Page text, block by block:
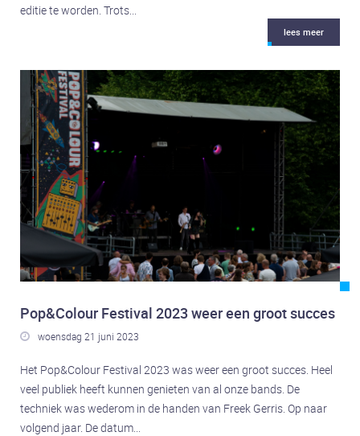
editie te worden. Trots...
lees meer
Pop&Colour Festival 2023 weer een groot succes
 woensdag 21 juni 2023
Het Pop&Colour Festival 2023 was weer een groot succes. Heel
veel publiek heeft kunnen genieten van al onze bands. De
techniek was wederom in de handen van Freek Gerris. Op naar
volgend jaar. De datum...
Contact
Contact